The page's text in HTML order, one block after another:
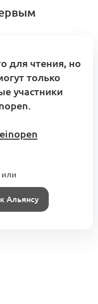
для чтения, но
только
участники
или
Альянсу